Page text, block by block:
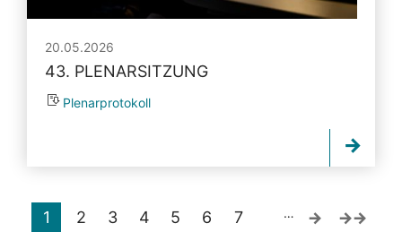
20.05.2026
43. PLENARSITZUNG
Plenarprotokoll
1 2 3 4 5 6 7 …